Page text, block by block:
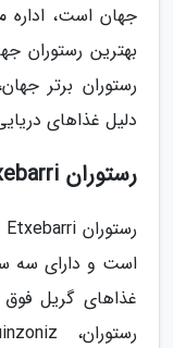
جهان است، اداره
رستوران برتر
دلیل غذاهای
رستوران Asador Etxebarri، اسپانیا
است و دارای سه
غذاهای گریل